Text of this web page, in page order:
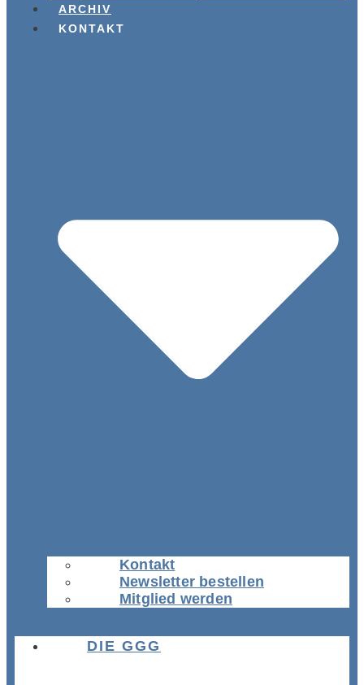
ARCHIV
KONTAKT
Kontakt
Newsletter bestellen
Mitglied werden
DIE GGG